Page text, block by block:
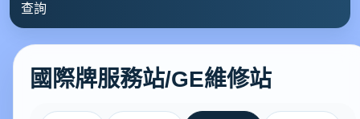
查詢
國際牌服務站/GE維修站